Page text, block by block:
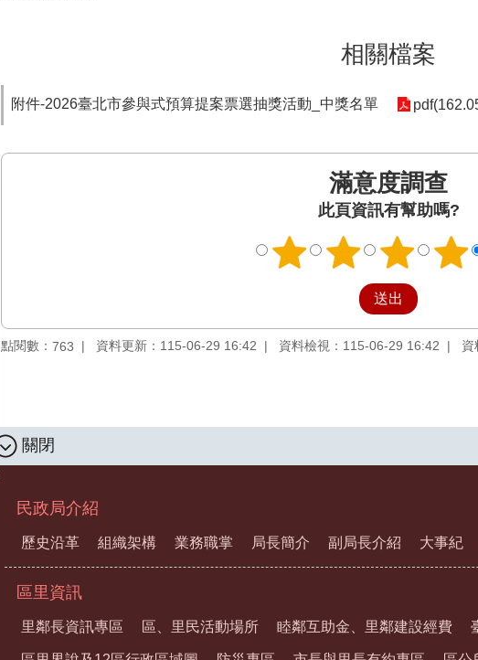
相關檔案
附件-2026臺北市參與式預算提案票選抽獎活動_中獎名單
滿意度調查
此頁資訊有幫助嗎?
點閱數： 763 資料更新：115-06-29 16:42 資料檢視：115-06-29 16:42 資
關閉
民政局介紹
歷史沿革 組織架構 業務職掌 局長簡介 副局長介紹 大事紀
區里資訊
里鄰長資訊專區 區、里民活動場所 睦鄰互助金、里鄰建設經費